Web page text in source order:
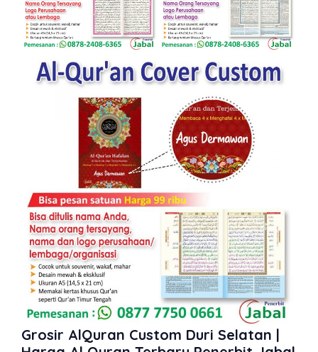
Grosir AlQuran Custom Duri Selatan |